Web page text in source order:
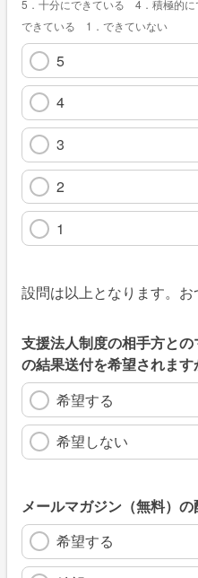
5．十分にできている 4．積極的
できている 1．できていない
5
4
3
2
1
設問は以上となります。お
支援法人制度の相手方との
の結果送付を希望されます
希望する
希望しない
メールマガジン（無料）
希望する